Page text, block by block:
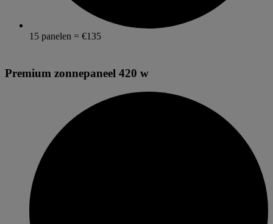
15 panelen = €135
Premium zonnepaneel 420 w